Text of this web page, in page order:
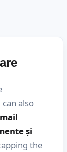
also
și
the